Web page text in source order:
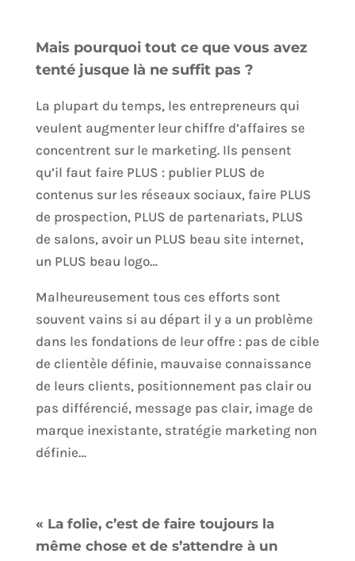
Mais pourquoi tout ce que vous avez
tenté jusque là ne suffit pas ?
La plupart du temps, les entrepreneurs qui
veulent augmenter leur chiffre d’affaires se
concentrent sur le marketing. Ils pensent
qu’il faut faire PLUS : publier PLUS de
contenus sur les réseaux sociaux, faire PLUS
de prospection, PLUS de partenariats, PLUS
de salons, avoir un PLUS beau site internet,
un PLUS beau logo…
Malheureusement tous ces efforts sont
souvent vains si au départ il y a un problème
dans les fondations de leur offre : pas de cible
de clientèle définie, mauvaise connaissance
de leurs clients, positionnement pas clair ou
pas différencié, message pas clair, image de
marque inexistante, stratégie marketing non
définie…
« La folie, c’est de faire toujours la
même chose et de s’attendre à un